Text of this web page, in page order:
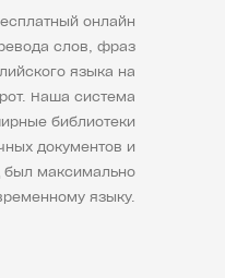
онлайн
слов, фраз
языка на
Наша система
библиотеки
документов и
был максимально
языку.